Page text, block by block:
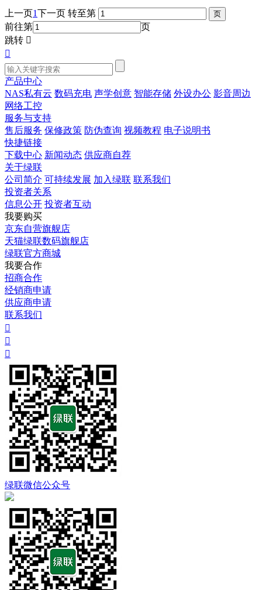
上一页1下一页 转至第
前往第
页
跳转 

产品中心
NAS私有云 数码充电 声学创意 智能存储 外设办公 影音周边
网络工控
服务与支持
售后服务 保修政策 防伪查询 视频教程 电子说明书
快捷链接
下载中心 新闻动态 供应商自荐
关于绿联
公司简介 可持续发展 加入绿联 联系我们
投资者关系
信息公开 投资者互动
我要购买
京东自营旗舰店
天猫绿联数码旗舰店
绿联官方商城
我要合作
招商合作
经销商申请
供应商申请
联系我们



绿联微信公众号